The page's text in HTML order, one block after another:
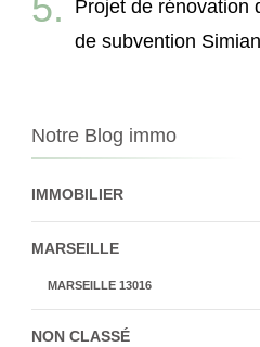
Projet de rénovation
de subvention
Notre Blog immo
IMMOBILIER
MARSEILLE
MARSEILLE 13016
NON CLASSÉ